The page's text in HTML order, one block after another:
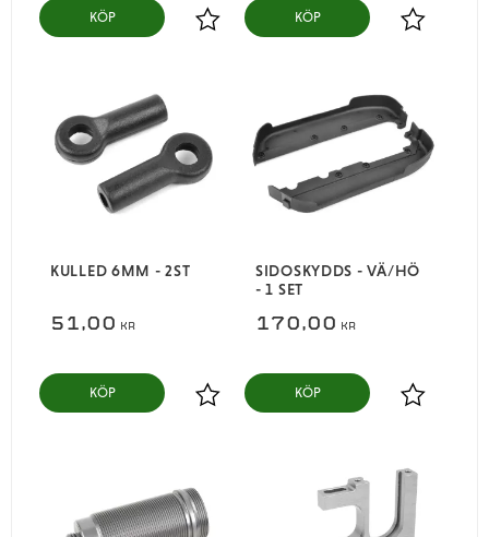
Lägg till i favoriter
KÖP
Lägg till i
KÖP
KULLED 6MM - 2ST
51,00 KR
Lägg till i favoriter
KÖP
SIDOSKYDDS - VÄ/HÖ
- 1 SET
170,00 KR
Lägg till i
KÖP